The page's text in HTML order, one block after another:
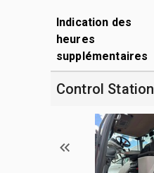
Indication des
heures
supplémentaires
Control Station